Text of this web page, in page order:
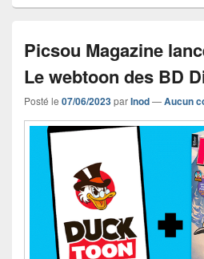
Picsou Magazine
Le webtoon des BD
Posté le 07/06/2023parInod—Aucun